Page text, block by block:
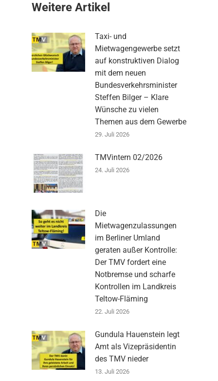
Weitere Artikel
Taxi- und
Mietwagengewerbe setzt
auf konstruktiven Dialog
mit dem neuen
Bundesverkehrsminister
Steffen Bilger – Klare
Wünsche zu vielen
Themen aus dem Gewerbe
29. Juli 2026
TMVintern 02/2026
24. Juli 2026
Die
Mietwagenzulassungen
im Berliner Umland
geraten außer Kontrolle:
Der TMV fordert eine
Notbremse und scharfe
Kontrollen im Landkreis
Teltow-Fläming
22. Juli 2026
Gundula Hauenstein legt
Amt als Vizepräsidentin
des TMV nieder
13. Juli 2026